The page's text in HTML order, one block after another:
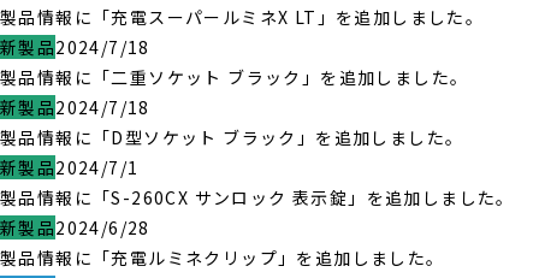
製品情報に「充電スーパールミネX LT」を追加しました。
新製品2024/7/18
製品情報に「二重ソケット ブラック」を追加しました。
新製品2024/7/18
製品情報に「D型ソケット ブラック」を追加しました。
新製品2024/7/1
製品情報に「S-260CX サンロック 表示錠」を追加しました。
新製品2024/6/28
製品情報に「充電ルミネクリップ」を追加しました。